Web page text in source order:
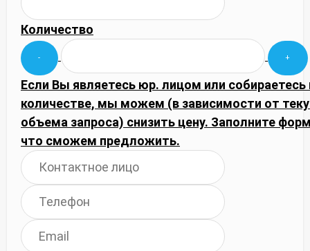
Количество
Если Вы являетесь юр. лицом или
количестве, мы можем (в зависимости от
объема запроса) снизить цену. Заполните
что сможем предложить.